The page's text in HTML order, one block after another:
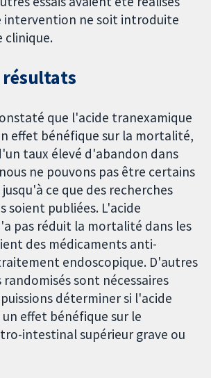
intervention ne soit introduite
clinique.
que l'acide tranexamique
effet bénéfique sur la mortalité,
taux élevé d'abandon dans
ne pouvons pas être certains
ce que des recherches
soient publiées. L'acide
pas réduit la mortalité dans les
des médicaments anti-
endoscopique. D'autres
sont nécessaires
déterminer si l'acide
effet bénéfique sur le
intestinal supérieur grave ou